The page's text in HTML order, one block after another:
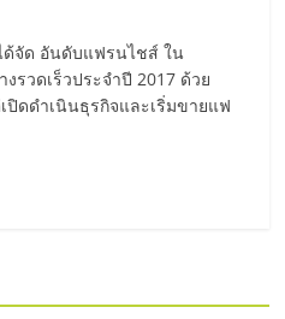
ด้จัด อันดับแฟรนไชส์ ใน
รวดเร็วประจำปี 2017 ด้วย
ดดำเนินธุรกิจและเริ่มขายแฟ